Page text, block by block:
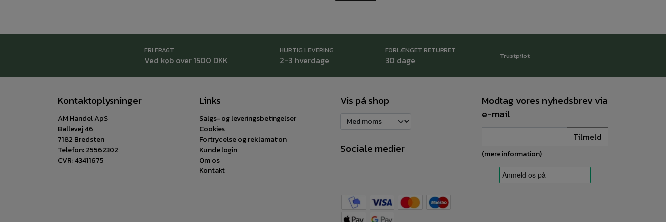
FRI FRAGT
Ved køb over 1500 DKK
HURTIG LEVERING
2-3 hverdage
FORLÆNGET RETURRET
30 dage Trustpilot
Kontaktoplysninger
AM Handel ApS
Ballevej 46
7182 Bredsten
Telefon: 25562302
CVR: 43411675
Links
Salgs- og leveringsbetingelser
Cookies
Fortrydelse og reklamation
Kunde login
Om os
Kontakt
Vis på shop
Sociale medier
Modtag vores nyhedsbrev via
e-mail
Tilmeld
(mere information)